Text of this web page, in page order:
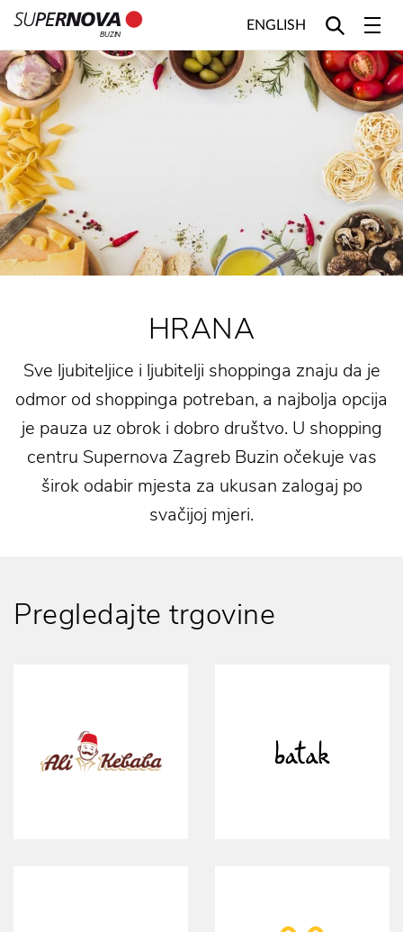
BUZIN
ENGLISH
HRANA
Sve ljubiteljice i ljubitelji shoppinga znaju da je
odmor od shoppinga potreban, a najbolja opcija
je pauza uz obrok i dobro društvo. U shopping
centru Supernova Zagreb Buzin očekuje vas
širok odabir mjesta za ukusan zalogaj po
svačijoj mjeri.
Pregledajte trgovine